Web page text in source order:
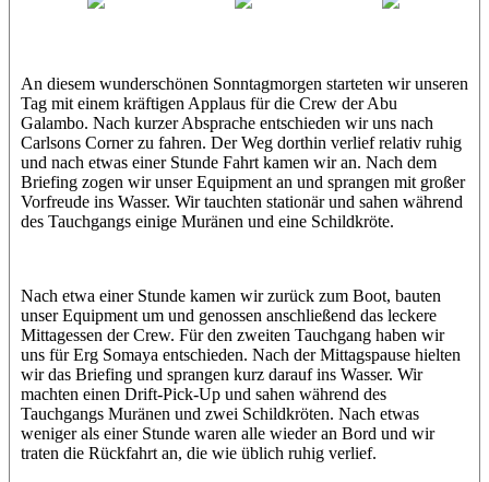
An diesem wunderschönen Sonntagmorgen starteten wir unseren
Tag mit einem kräftigen Applaus für die Crew der Abu
Galambo. Nach kurzer Absprache entschieden wir uns nach
Carlsons Corner zu fahren. Der Weg dorthin verlief relativ ruhig
und nach etwas einer Stunde Fahrt kamen wir an. Nach dem
Briefing zogen wir unser Equipment an und sprangen mit großer
Vorfreude ins Wasser. Wir tauchten stationär und sahen während
des Tauchgangs einige Muränen und eine Schildkröte.
Nach etwa einer Stunde kamen wir zurück zum Boot, bauten
unser Equipment um und genossen anschließend das leckere
Mittagessen der Crew. Für den zweiten Tauchgang haben wir
uns für Erg Somaya entschieden. Nach der Mittagspause hielten
wir das Briefing und sprangen kurz darauf ins Wasser. Wir
machten einen Drift-Pick-Up und sahen während des
Tauchgangs Muränen und zwei Schildkröten. Nach etwas
weniger als einer Stunde waren alle wieder an Bord und wir
traten die Rückfahrt an, die wie üblich ruhig verlief.